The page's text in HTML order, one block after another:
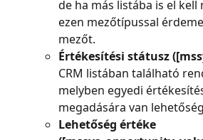
de ha más listába is el
ezen mezőtípussal
mezőt.
Értékesítési státusz
CRM listában található
melyben egyedi
megadására van lehetőség
Lehetőség értéke